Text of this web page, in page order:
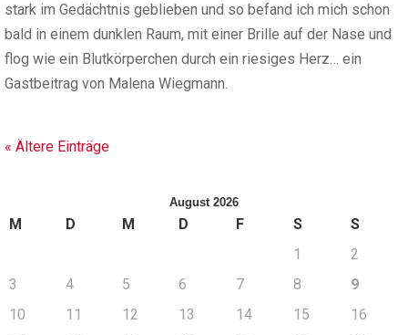
stark im Gedächtnis geblieben und so befand ich mich schon
bald in einem dunklen Raum, mit einer Brille auf der Nase und
flog wie ein Blutkörperchen durch ein riesiges Herz… ein
Gastbeitrag von Malena Wiegmann.
« Ältere Einträge
August 2026
M D M D F S
S
1
2
3
4 5 6 7 8
9
10
11 12 13 14 15
16